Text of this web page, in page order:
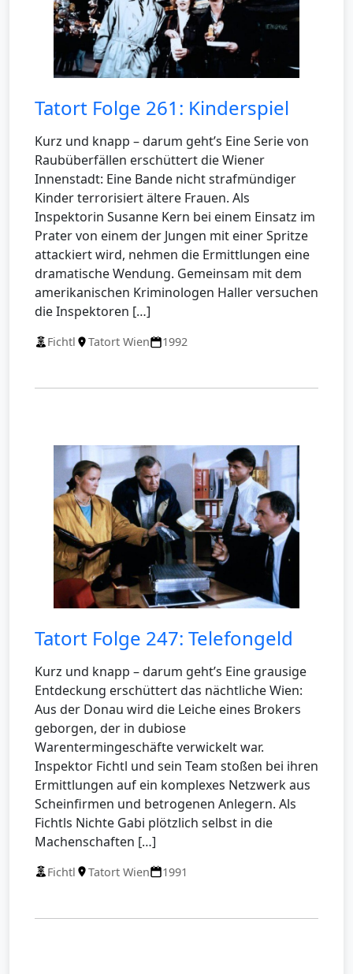
Tatort Folge 261: Kinderspiel
Kurz und knapp – darum geht’s Eine Serie von
Raubüberfällen erschüttert die Wiener
Innenstadt: Eine Bande nicht strafmündiger
Kinder terrorisiert ältere Frauen. Als
Inspektorin Susanne Kern bei einem Einsatz im
Prater von einem der Jungen mit einer Spritze
attackiert wird, nehmen die Ermittlungen eine
dramatische Wendung. Gemeinsam mit dem
amerikanischen Kriminologen Haller versuchen
die Inspektoren […]
Fichtl Tatort Wien 1992
Tatort Folge 247: Telefongeld
Kurz und knapp – darum geht’s Eine grausige
Entdeckung erschüttert das nächtliche Wien:
Aus der Donau wird die Leiche eines Brokers
geborgen, der in dubiose
Warentermingeschäfte verwickelt war.
Inspektor Fichtl und sein Team stoßen bei ihren
Ermittlungen auf ein komplexes Netzwerk aus
Scheinfirmen und betrogenen Anlegern. Als
Fichtls Nichte Gabi plötzlich selbst in die
Machenschaften […]
Fichtl Tatort Wien 1991